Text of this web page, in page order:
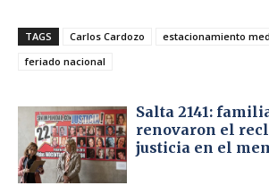
TAGS Carlos Cardozo estacionamiento
feriado nacional
Salta 2141:
renovaron el
justicia en el